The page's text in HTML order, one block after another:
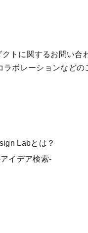
トに関するお問い合
ラボレーションなどの
Labとは？
イデア検索-